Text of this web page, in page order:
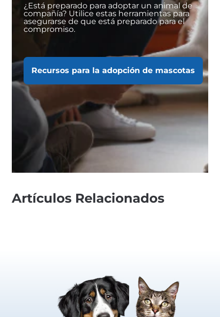
¿Está preparado para adoptar un animal de
compañía? Utilice estas herramientas para
asegurarse de que está preparado para el
compromiso.
Recursos para la adopción de mascotas
Artículos Relacionados